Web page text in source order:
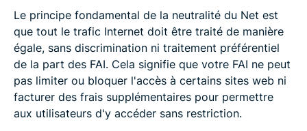
Le principe fondamental de la neutralité du Net est
que tout le trafic Internet doit être traité de manière
égale, sans discrimination ni traitement préférentiel
de la part des FAI. Cela signifie que votre FAI ne peut
pas limiter ou bloquer l'accès à certains sites web ni
facturer des frais supplémentaires pour permettre
aux utilisateurs d'y accéder sans restriction.